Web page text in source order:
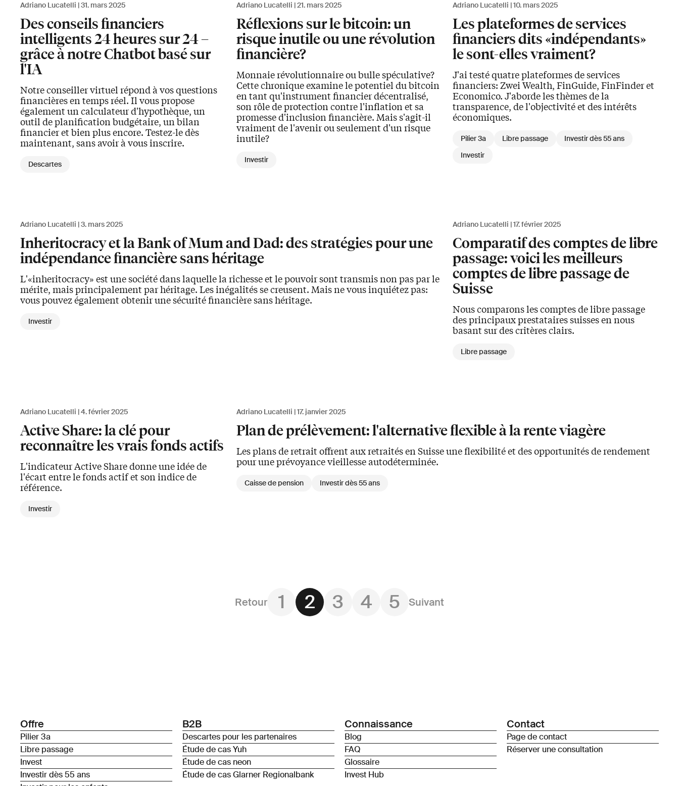
Adriano Lucatelli 31. mars 2025
Des conseils financiers
intelligents 24 heures sur 24 –
grâce à notre Chatbot basé sur
l'IA
Notre conseiller virtuel répond à vos questions
financières en temps réel. Il vous propose
également un calculateur d'hypothèque, un
outil de planification budgétaire, un bilan
financier et bien plus encore. Testez-le dès
maintenant, sans avoir à vous inscrire.
Descartes
Adriano Lucatelli 21. mars 2025
Réflexions sur le bitcoin: un
risque inutile ou une révolution
financière?
Monnaie révolutionnaire ou bulle spéculative?
Cette chronique examine le potentiel du bitcoin
en tant qu'instrument financier décentralisé,
son rôle de protection contre l'inflation et sa
promesse d'inclusion financière. Mais s'agit-il
vraiment de l'avenir ou seulement d'un risque
inutile?
Investir
Adriano Lucatelli 10. mars 2025
Les plateformes de services
financiers dits «indépendants»
le sont-elles vraiment?
J'ai testé quatre plateformes de services
financiers: Zwei Wealth, FinGuide, FinFinder et
Economico. J'aborde les thèmes de la
transparence, de l'objectivité et des intérêts
économiques.
Pilier 3a Libre passage
Investir dès 55 ans
Investir
Adriano Lucatelli 3. mars 2025
Inheritocracy et la Bank of Mum and Dad: des stratégies pour une
indépendance financière sans héritage
L'«inheritocracy» est une société dans laquelle la richesse et le pouvoir sont transmis non pas par le
mérite, mais principalement par héritage. Les inégalités se creusent. Mais ne vous inquiétez pas:
vous pouvez également obtenir une sécurité financière sans héritage.
Investir
Adriano Lucatelli 17. février 2025
Comparatif des comptes de libre
passage: voici les meilleurs
comptes de libre passage de
Suisse
Nous comparons les comptes de libre passage
des principaux prestataires suisses en nous
basant sur des critères clairs.
Libre passage
Adriano Lucatelli 4. février 2025
Active Share: la clé pour
reconnaître les vrais fonds actifs
L'indicateur Active Share donne une idée de
l'écart entre le fonds actif et son indice de
référence.
Investir
Adriano Lucatelli 17. janvier 2025
Plan de prélèvement: l'alternative flexible à la rente viagère
Les plans de retrait offrent aux retraités en Suisse une flexibilité et des opportunités de rendement
pour une prévoyance vieillesse autodéterminée.
Caisse de pension Investir dès 55 ans
Retour 1 2 3 4 5 Suivant
Offre
Pilier 3a
Libre passage
Invest
Investir dès 55 ans
B2B
Descartes pour les partenaires
Étude de cas Yuh
Étude de cas neon
Étude de cas Glarner Regionalbank
Connaissance
Blog
FAQ
Glossaire
Invest Hub
Contact
Page de contact
Réserver une consultation